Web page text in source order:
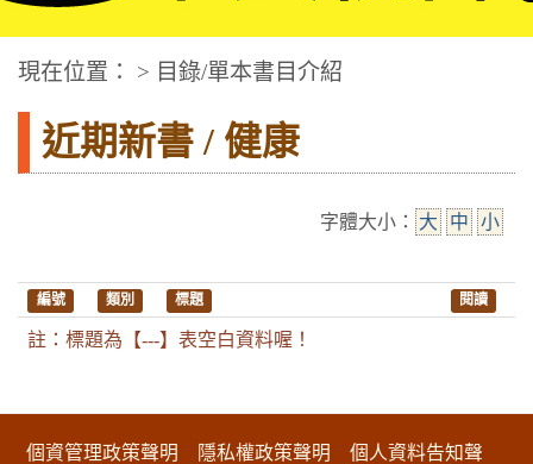
:::中央區塊
華文視障電子圖書網
現在位置： > 目錄/單本書目介紹
近期新書 / 健康
字體大小： 大 中 小
編號 類別 標題 閱讀
註：標題為【---】表空白資料喔！
個資管理政策聲明 隱私權政策聲明
個人資料告知聲